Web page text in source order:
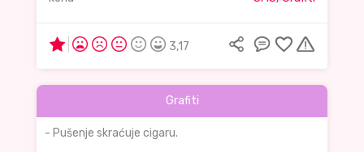
3,17
Grafiti
- Pušenje skraćuje cigaru.